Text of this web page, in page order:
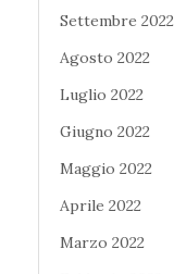
Settembre 2022
Agosto 2022
Luglio 2022
Giugno 2022
Maggio 2022
Aprile 2022
Marzo 2022